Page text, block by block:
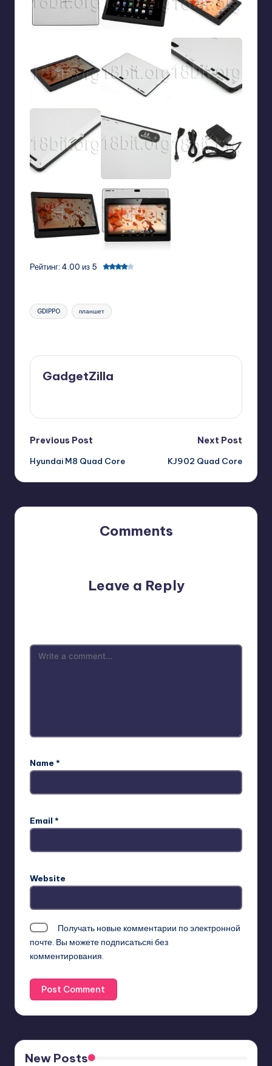
Рейтинг: 4.00 из 5
Tags:
GDIPPO планшет
GadgetZilla
Post
navigation
Previous Post
Hyundai M8 Quad Core
Next Post
KJ902 Quad Core
Comments
Leave a Reply
Name *
Email *
Website
Получать новые комментарии по электронной
почте. Вы можете подписатьсяi без
комментирования.
New Posts